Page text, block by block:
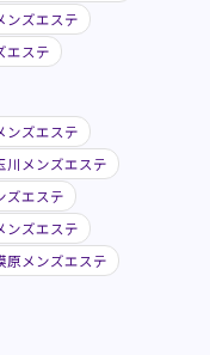
ンズエステ
エステ
ンズエステ
川メンズエステ
ズエステ
ンズエステ
原メンズエステ